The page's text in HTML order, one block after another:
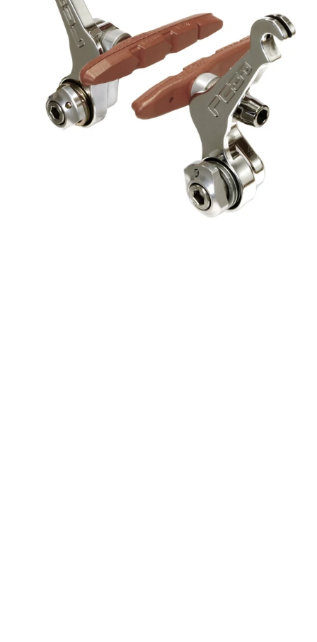
Felgenbremse